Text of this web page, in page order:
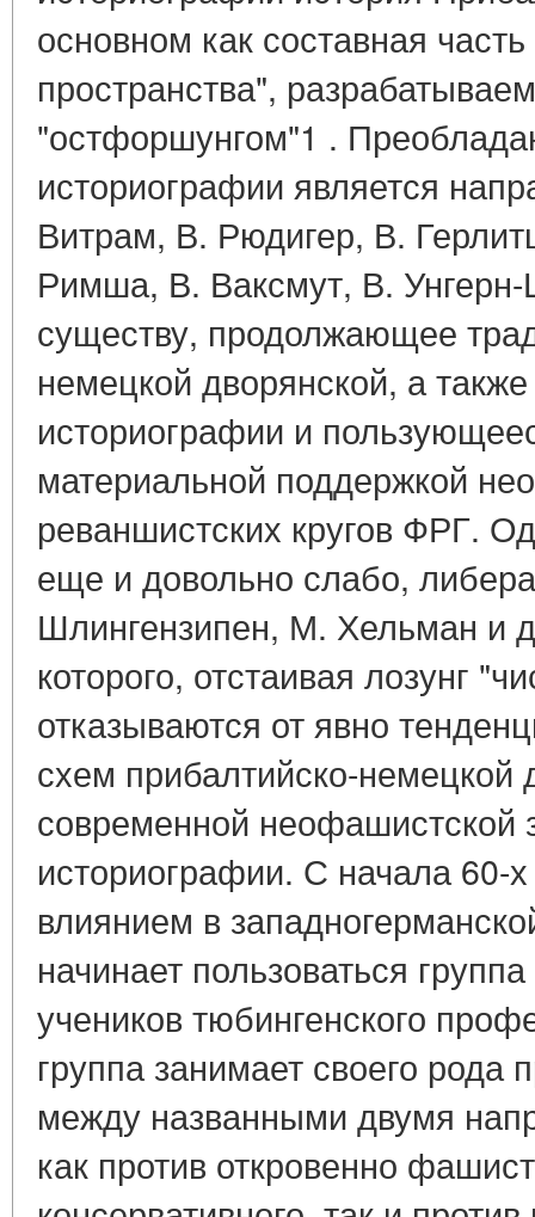
основном как составная
пространства",
"остфоршунгом"1 .
историографии является
Витрам, В. Рюдигер, В.
Римша, В. Ваксмут, В.
существу, продолжающее
немецкой дворянской, а
историографии и
материальной поддержкой
реваншистских кругов ФРГ.
еще и довольно слабо,
Шлингензипен, М. Хельман и
которого, отстаивая лозунг
отказываются от явно
схем прибалтийско-немецкой
современной неофашистской
историографии. С начала 60-
влиянием в
начинает пользоваться
учеников тюбингенского
группа занимает своего
между названными двумя
как против откровенно